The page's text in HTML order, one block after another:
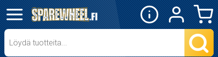
✕
Mopon osat